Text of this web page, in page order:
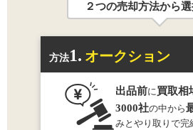
２つの売却方法から選
方法1. オークション
出品前に買取相
3000社の中から
みとやり取りで完